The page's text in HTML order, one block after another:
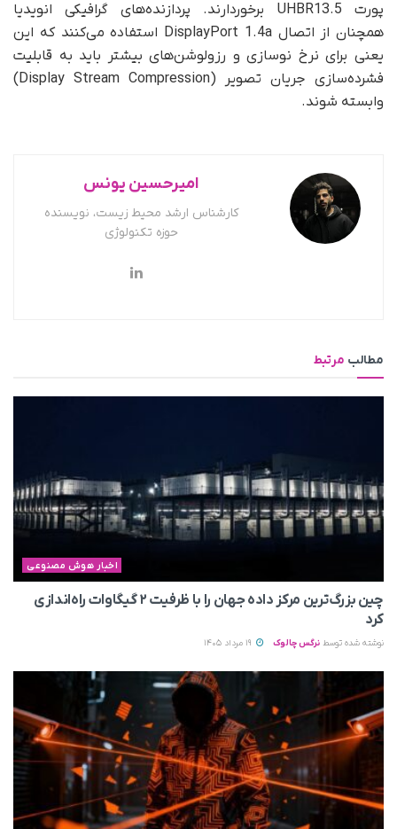
پورت UHBR13.5 برخوردارند. پردازنده‌های گرافیکی‌ انویدیا
همچنان از اتصال DisplayPort 1.4a استفاده می‌کنند که این
یعنی برای نرخ نوسازی و رزولوشن‌های بیشتر باید به قابلیت
فشرده‌سازی جریان تصویر (Display Stream Compression)
وابسته شوند.
امیرحسین یونس
کارشناس ارشد محیط زیست، نویسنده
حوزه تکنولوژی
مطالب مرتبط
اخبار هوش مصنوعی
چین بزرگ‌ترین مرکز داده جهان را با ظرفیت ۲ گیگاوات راه‌اندازی
کرد
نوشته شده توسط نرگس چالوک